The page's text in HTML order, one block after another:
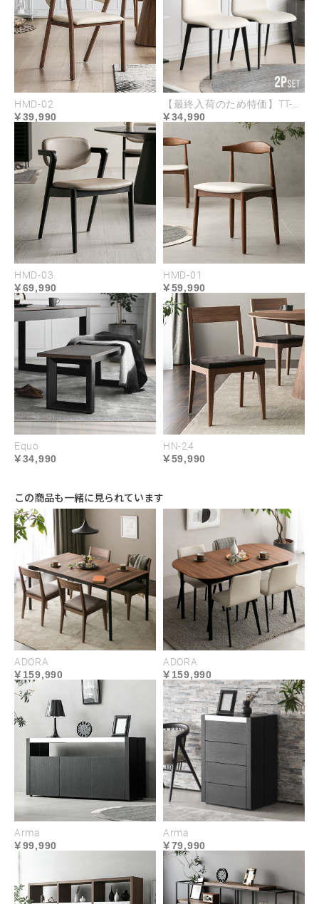
るようデザインされた独創的なフォルムの背もた
れ。安定して背中を支える高さ設計で座り疲れしに
くい掛け心地です。
ゆったりとした広さと奥行きで腰掛けられる座面
と、しっかりとした弾力で体全体をソフトに支える
ウレタンクッション。 座姿勢をサポートし、快適で
優雅な食卓シーンを愉しむことができます。
床へのダメージを防ぐ
脚裏には、脚部が直接フロアにつかな
いよう保護パーツを施しています。フ
ロアのダメージと脚部の劣化を軽減し
ます。
チェア脚先端
MATERIAL
HMD-02
39,990 34,990
HMD-03
69,990
HMD-01
59,990
Equo
34,990
HN-24
59,990
この商品も一緒に見られています
ADORA
159,990
ADORA
159,990
Arma
99,990
Arma
79,990